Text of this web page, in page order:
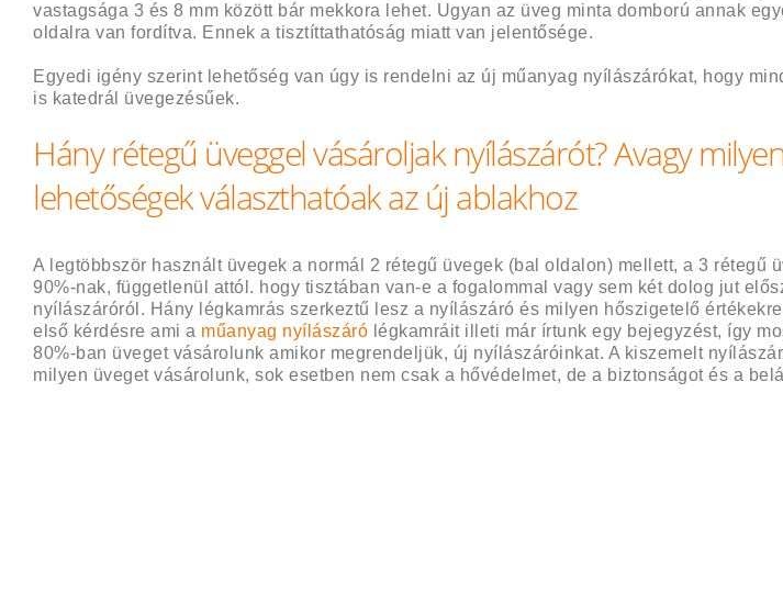
vastagsága 3 és 8 mm között bár mekkora lehet. Ugyan az üveg minta domború annak
oldalra van fordítva. Ennek a tisztíttathatóság miatt van jelentősége.
Egyedi igény szerint lehetőség van úgy is rendelni az új műanyag nyílászárókat, hogy
is katedrál üvegezésűek.
Hány rétegű üveggel vásároljak nyílászárót? Avagy
lehetőségek választhatóak az új ablakhoz
A legtöbbször használt üvegek a normál 2 rétegű üvegek (bal oldalon) mellett, a 3 rétegű
90%-nak, függetlenül attól. hogy tisztában van-e a fogalommal vagy sem két dolog jut
nyílászáróról. Hány légkamrás szerkeztű lesz a nyílászáró és milyen hőszigetelő
első kérdésre ami a műanyag nyílászáró légkamráit illeti már írtunk egy bejegyzést, így
80%-ban üveget vásárolunk amikor megrendeljük, új nyílászáróinkat. A kiszemelt
milyen üveget vásárolunk, sok esetben nem csak a hővédelmet, de a biztonságot és a